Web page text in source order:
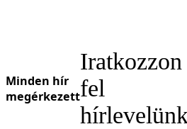
Minden hír
megérkezett
Iratkozzon
fel